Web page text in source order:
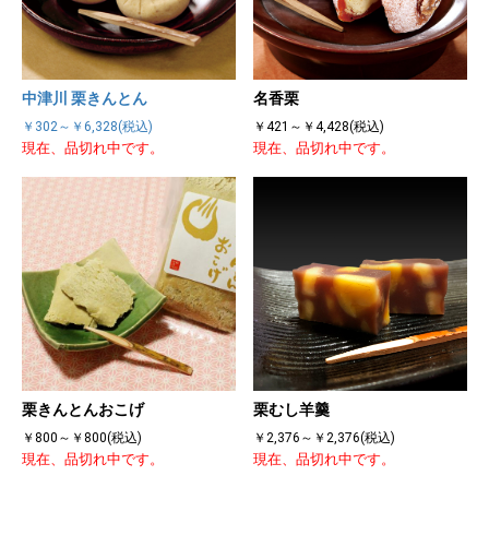
中津川 栗きんとん
￥302～￥6,328(税込)
現在、品切れ中です。
名香栗
￥421～￥4,428(税込)
現在、品切れ中です。
栗きんとんおこげ
￥800～￥800(税込)
現在、品切れ中です。
栗むし羊羹
￥2,376～￥2,376(税込)
現在、品切れ中です。